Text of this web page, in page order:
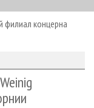
филиал концерна